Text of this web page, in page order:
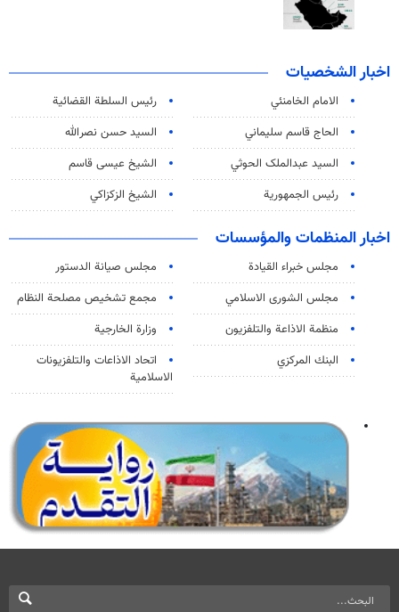
اخبار الشخصيات
الامام الخامنئي
رئیس السلطة القضائیة
الحاج قاسم سليماني
السيد حسن نصرالله
السید عبدالملک الحوثي
الشيخ عيسى قاسم
رئيس الجمهورية
الشيخ الزكزاكي
اخبار المنظمات والمؤسسات
مجلس خبراء القيادة
مجلس صيانة الدستور
مجلس الشورى الاسلامي
مجمع تشخيص مصلحة النظام
منظمة الاذاعة والتلفزیون
وزارة الخارجية
البنك المركزي
اتحاد الاذاعات والتلفزيونات
الاسلامية